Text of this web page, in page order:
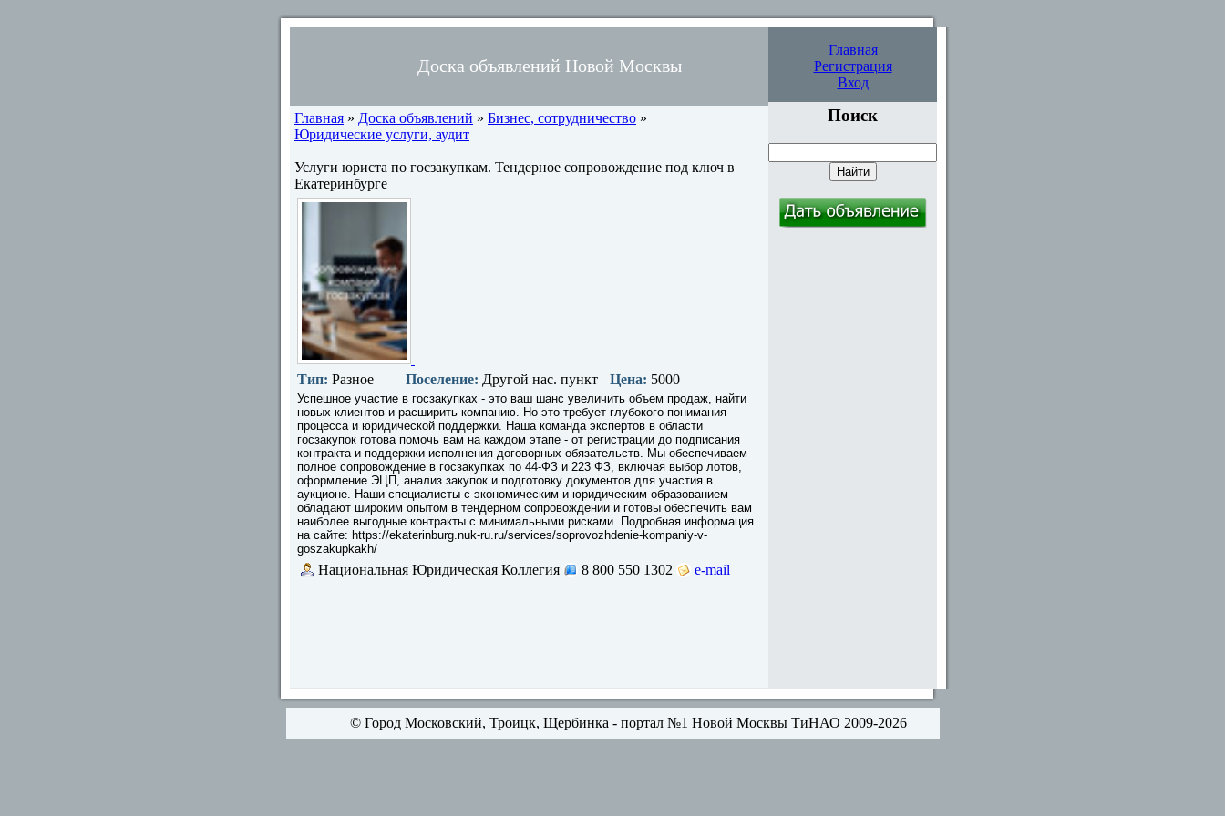
Доска объявлений Новой Москвы
Главная
Регистрация
Вход
Главная » Доска объявлений » Бизнес, сотрудничество »
Юридические услуги, аудит
Услуги юриста по госзакупкам. Тендерное сопровождение под ключ в
Екатеринбурге
Тип: Разное Поселение: Другой нас. пункт Цена: 5000
Успешное участие в госзакупках - это ваш шанс увеличить объем продаж, найти
новых клиентов и расширить компанию. Но это требует глубокого понимания
процесса и юридической поддержки. Наша команда экспертов в области
госзакупок готова помочь вам на каждом этапе - от регистрации до подписания
контракта и поддержки исполнения договорных обязательств. Мы обеспечиваем
полное сопровождение в госзакупках по 44-ФЗ и 223 ФЗ, включая выбор лотов,
оформление ЭЦП, анализ закупок и подготовку документов для участия в
аукционе. Наши специалисты с экономическим и юридическим образованием
обладают широким опытом в тендерном сопровождении и готовы обеспечить вам
наиболее выгодные контракты с минимальными рисками. Подробная информация
на сайте: https://ekaterinburg.nuk-ru.ru/services/soprovozhdenie-kompaniy-v-
goszakupkakh/
Национальная Юридическая Коллегия 8 800 550 1302 e-mail
Поиск
© Город Московский, Троицк, Щербинка - портал №1 Новой Москвы ТиНАО 2009-2026